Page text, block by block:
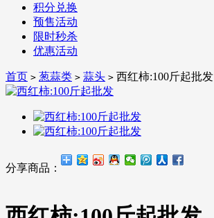
积分兑换
预售活动
限时秒杀
优惠活动
首页 > 葱蒜类 > 蒜头 > 西红柿:100斤起批发
分享商品：